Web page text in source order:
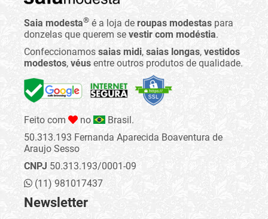
Saia modesta® é a loja de roupas modestas para
donzelas que querem se vestir com modéstia.
Confeccionamos saias midi, saias longas, vestidos
modestos, véus entre outros produtos de qualidade.
Feito com no
Brasil.
50.313.193 Fernanda Aparecida Boaventura de
Araujo Sesso
CNPJ50.313.193/0001-09
(11) 981017437
Newsletter